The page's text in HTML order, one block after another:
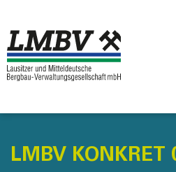
LMBV KONKRET